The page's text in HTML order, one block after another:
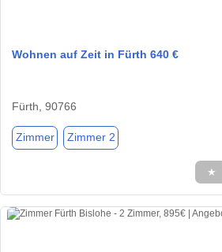
Wohnen auf Zeit in Fürth 640 €
Fürth, 90766
Zimmer Zimmer 2
★